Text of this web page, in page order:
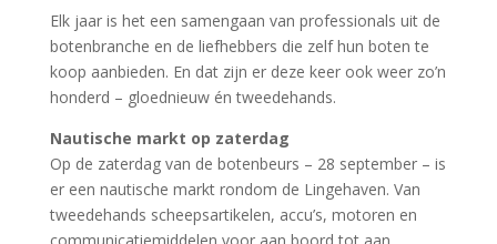
Elk jaar is het een samengaan van professionals uit de
botenbranche en de liefhebbers die zelf hun boten te
koop aanbieden. En dat zijn er deze keer ook weer zo’n
honderd – gloednieuw én tweedehands.
Nautische markt op zaterdag
Op de zaterdag van de botenbeurs – 28 september – is
er een nautische markt rondom de Lingehaven. Van
tweedehands scheepsartikelen, accu’s, motoren en